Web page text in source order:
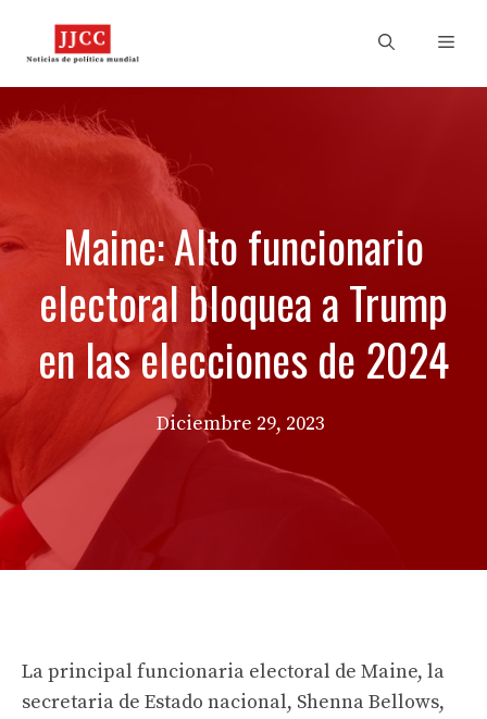
Maine: Alto funcionario
electoral bloquea a Trump
en las elecciones de 2024
Diciembre 29, 2023
La principal funcionaria electoral de Maine, la
secretaria de Estado nacional, Shenna Bellows,